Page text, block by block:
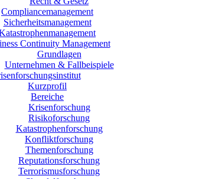
Compliancemanagement
Sicherheitsmanagement
Continuity Management
Grundlagen
Unternehmen & Fallbeispiele
Kurzprofil
Bereiche
Krisenforschung
Risikoforschung
Katastrophenforschung
Konfliktforschung
Themenforschung
Reputationsforschung
Terrorismusforschung